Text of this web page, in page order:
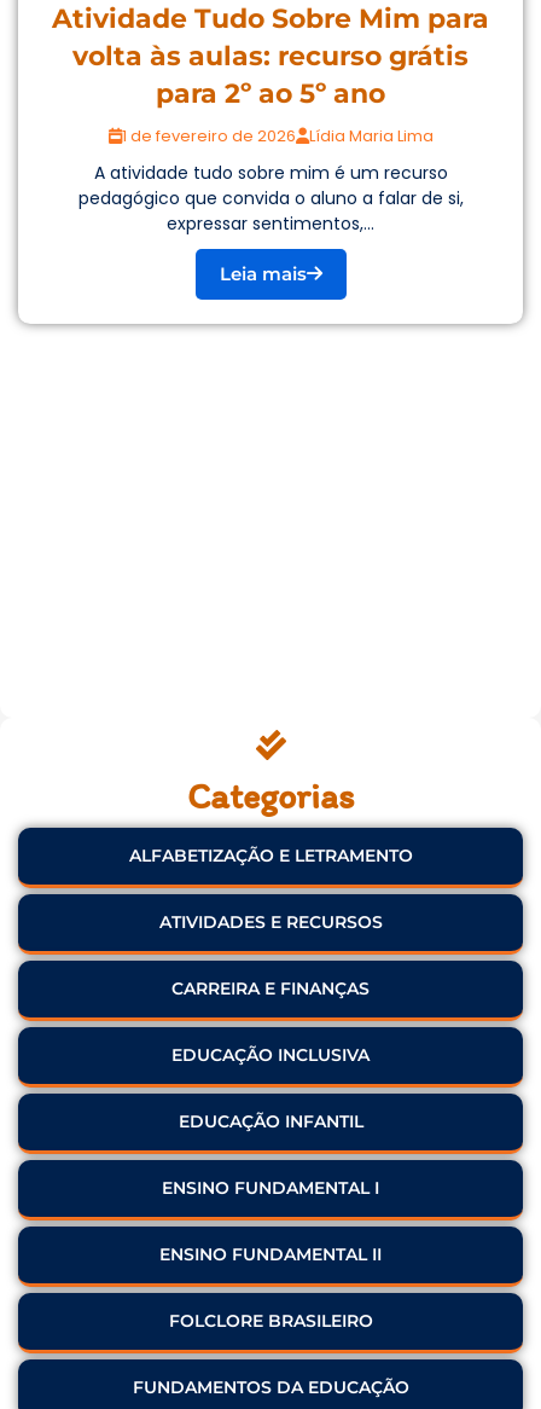
Atividade Tudo Sobre Mim para
volta às aulas: recurso grátis
para 2º ao 5º ano
1 de fevereiro de 2026 Lídia Maria Lima
A atividade tudo sobre mim é um recurso
pedagógico que convida o aluno a falar de si,
expressar sentimentos,...
Leia mais
Categorias
ALFABETIZAÇÃO E LETRAMENTO
ATIVIDADES E RECURSOS
CARREIRA E FINANÇAS
EDUCAÇÃO INCLUSIVA
EDUCAÇÃO INFANTIL
ENSINO FUNDAMENTAL I
ENSINO FUNDAMENTAL II
FOLCLORE BRASILEIRO
FUNDAMENTOS DA EDUCAÇÃO